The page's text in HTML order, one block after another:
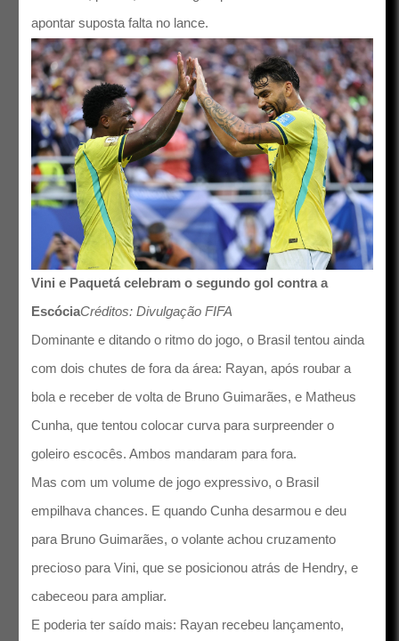
apontar suposta falta no lance.
Vini e Paquetá celebram o segundo gol contra a
EscóciaCréditos: Divulgação FIFA
Dominante e ditando o ritmo do jogo, o Brasil tentou ainda
com dois chutes de fora da área: Rayan, após roubar a
bola e receber de volta de Bruno Guimarães, e Matheus
Cunha, que tentou colocar curva para surpreender o
goleiro escocês. Ambos mandaram para fora.
Mas com um volume de jogo expressivo, o Brasil
empilhava chances. E quando Cunha desarmou e deu
para Bruno Guimarães, o volante achou cruzamento
precioso para Vini, que se posicionou atrás de Hendry, e
cabeceou para ampliar.
E poderia ter saído mais: Rayan recebeu lançamento,